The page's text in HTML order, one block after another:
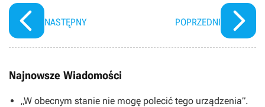
NASTĘPNY POPRZEDNI
Najnowsze Wiadomości
„W obecnym stanie nie mogę polecić tego urządzenia”.